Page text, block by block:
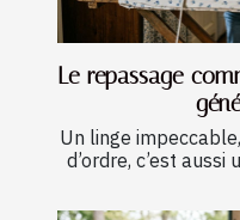
Le repassage
Un linge
d’ordre, c’est aussi